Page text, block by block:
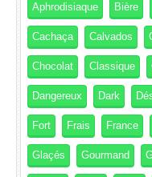
Aphrodisiaque Bière
Cachaça Calvados
Chocolat Classique
Dangereux Dark
Fort Frais France
Glaçés Gourmand